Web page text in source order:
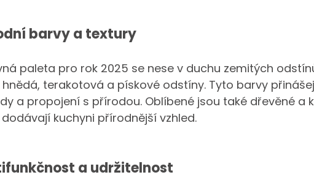
barvy a textury
paleta pro rok 2025 se nese v duchu zemitých
terakotová a pískové odstíny. Tyto barvy
a propojení s přírodou. Oblíbené jsou také dřevěné a
kuchyni přírodnější vzhled.
a udržitelnost